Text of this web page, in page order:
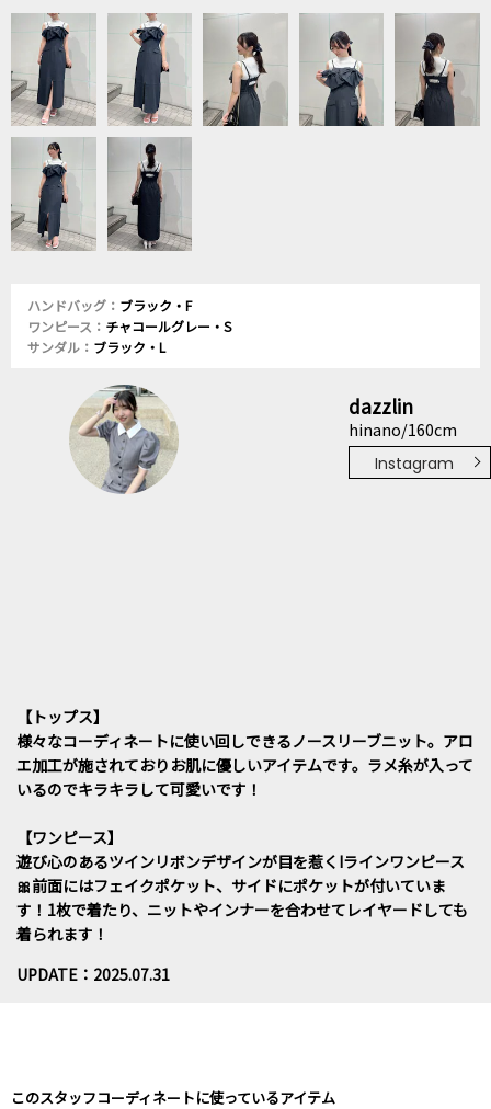
ハンドバッグ： ブラック・F
ワンピース： チャコールグレー・S
サンダル： ブラック・L
dazzlin
hinano/160cm
Instagram
【トップス】
様々なコーディネートに使い回しできるノースリーブニット。アロ
エ加工が施されておりお肌に優しいアイテムです。ラメ糸が入って
いるのでキラキラして可愛いです！
【ワンピース】
遊び心のあるツインリボンデザインが目を惹くIラインワンピース
🎀前面にはフェイクポケット、サイドにポケットが付いていま
す！1枚で着たり、ニットやインナーを合わせてレイヤードしても
着られます！
UPDATE：2025.07.31
このスタッフコーディネートに使っているアイテム